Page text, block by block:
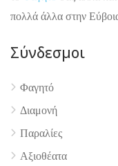
4.9
πολλά άλλα στην
Σύνδεσμοι
Φαγητό
Διαμονή
Παραλίες
Αξιοθέατα